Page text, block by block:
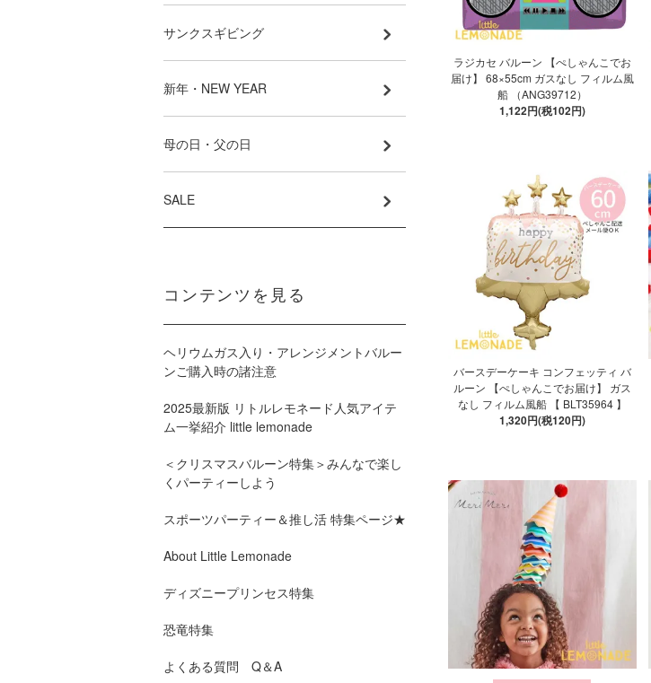
ラジカセ バルーン 【ぺしゃんこでお
届け】 68×55cm ガスなし フィルム風
船 （ANG39712）
1,122円(税102円)
バースデーケーキ コンフェッティ バ
ルーン 【ぺしゃんこでお届け】 ガス
なし フィルム風船 【 BLT35964 】
1,320円(税120円)
サンクスギビング
新年・NEW YEAR
母の日・父の日
SALE
コンテンツを見る
ヘリウムガス入り・アレンジメントバルー
ンご購入時の諸注意
2025最新版 リトルレモネード人気アイテ
ム一挙紹介 little lemonade
＜クリスマスバルーン特集＞みんなで楽し
くパーティーしよう
スポーツパーティー＆推し活 特集ページ★
About Little Lemonade
ディズニープリンセス特集
恐竜特集
よくある質問 Q＆A